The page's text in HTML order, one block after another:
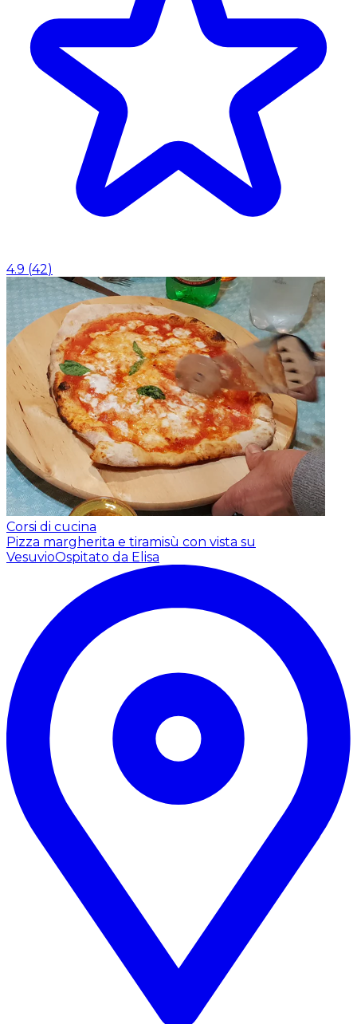
4.9 (42)
Corsi di cucina
Pizza margherita e tiramisù con vista su
VesuvioOspitato da Elisa